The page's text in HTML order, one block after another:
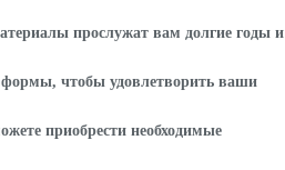
прослужат вам долгие годы и
чтобы удовлетворить ваши
приобрести необходимые